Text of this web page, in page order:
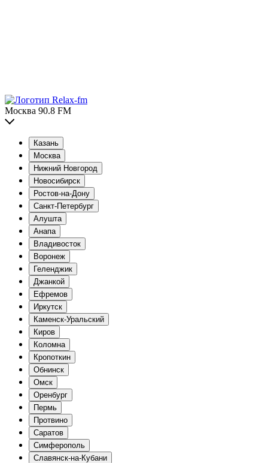
Москва 90.8 FM
Казань
Москва
Нижний Новгород
Новосибирск
Ростов-на-Дону
Санкт-Петербург
Алушта
Анапа
Владивосток
Воронеж
Геленджик
Джанкой
Ефремов
Иркутск
Каменск-Уральский
Киров
Коломна
Кропоткин
Обнинск
Омск
Оренбург
Пермь
Протвино
Саратов
Симферополь
Славянск-на-Кубани